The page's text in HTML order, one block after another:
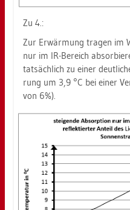
Zu 4.:
Zur Er­wär­mung tra­gen im
nur im IR-Be­reich
tat­säch­lich zu einer
rung um 3,9 °C bei einer
von 6%).